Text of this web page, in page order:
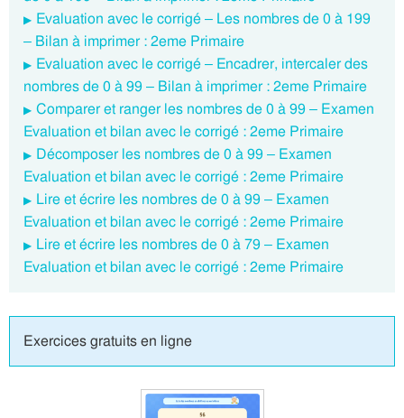
Evaluation avec le corrigé – Les nombres de 0 à 199
– Bilan à imprimer : 2eme Primaire
Evaluation avec le corrigé – Encadrer, intercaler des
nombres de 0 à 99 – Bilan à imprimer : 2eme Primaire
Comparer et ranger les nombres de 0 à 99 – Examen
Evaluation et bilan avec le corrigé : 2eme Primaire
Décomposer les nombres de 0 à 99 – Examen
Evaluation et bilan avec le corrigé : 2eme Primaire
Lire et écrire les nombres de 0 à 99 – Examen
Evaluation et bilan avec le corrigé : 2eme Primaire
Lire et écrire les nombres de 0 à 79 – Examen
Evaluation et bilan avec le corrigé : 2eme Primaire
Exercices gratuits en ligne